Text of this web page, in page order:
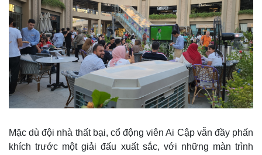
Mặc dù đội nhà thất bại, cổ động viên Ai Cập vẫn đầy phấn
khích trước một giải đấu xuất sắc, với những màn trình